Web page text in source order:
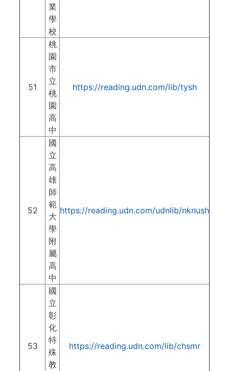
業
學
校
51
桃
園
市
立
桃
園
高
中
https://reading.udn.com/lib/tysh
52
國
立
高
雄
師
範
大
學
附
屬
高
中
https://reading.udn.com/udnlib/nknush
53
國
立
彰
化
特
殊
教
https://reading.udn.com/lib/chsmr